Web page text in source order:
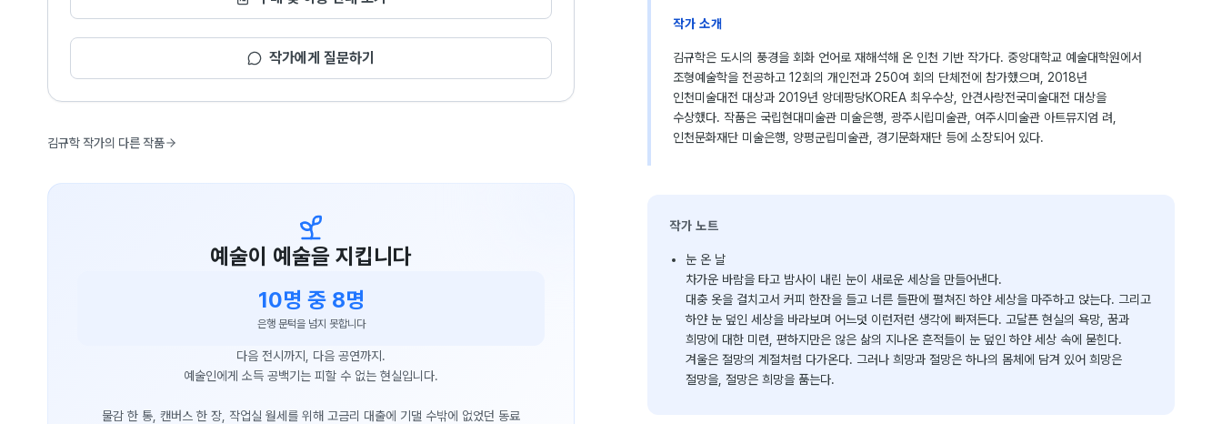
작가에게 질문하기
김규학 작가의 다른 작품
예술이 예술을 지킵니다
10명 중 8명
은행 문턱을 넘지 못합니다
다음 전시까지, 다음 공연까지.
예술인에게 소득 공백기는 피할 수 없는 현실입니다.
물감 한 통, 캔버스 한 장, 작업실 월세를 위해 고금리 대출에 기댈 수밖에 없었던 동료
작가 소개
김규학은 도시의 풍경을 회화 언어로 재해석해 온 인천 기반 작가다. 중앙대학교 예술대학원에서
조형예술학을 전공하고 12회의 개인전과 250여 회의 단체전에 참가했으며, 2018년
인천미술대전 대상과 2019년 앙데팡당KOREA 최우수상, 안견사랑전국미술대전 대상을
수상했다. 작품은 국립현대미술관 미술은행, 광주시립미술관, 여주시미술관 아트뮤지엄 려,
인천문화재단 미술은행, 양평군립미술관, 경기문화재단 등에 소장되어 있다.
작가 노트
눈 온 날
차가운 바람을 타고 밤사이 내린 눈이 새로운 세상을 만들어낸다.
대충 옷을 걸치고서 커피 한잔을 들고 너른 들판에 펼쳐진 하얀 세상을 마주하고 앉는다. 그리고
하얀 눈 덮인 세상을 바라보며 어느덧 이런저런 생각에 빠져든다. 고달픈 현실의 욕망, 꿈과
희망에 대한 미련, 편하지만은 않은 삶의 지나온 흔적들이 눈 덮인 하얀 세상 속에 묻힌다.
겨울은 절망의 계절처럼 다가온다. 그러나 희망과 절망은 하나의 몸체에 담겨 있어 희망은
절망을, 절망은 희망을 품는다.